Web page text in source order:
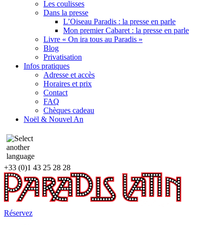
Les coulisses
Dans la presse
L’Oiseau Paradis : la presse en parle
Mon premier Cabaret : la presse en parle
Livre « On ira tous au Paradis »
Blog
Privatisation
Infos pratiques
Adresse et accès
Horaires et prix
Contact
FAQ
Chèques cadeau
Noël & Nouvel An
+33 (0)1 43 25 28 28
Réservez